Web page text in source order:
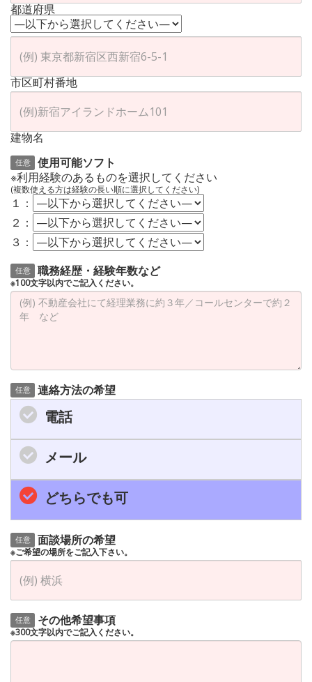
都道府県
市区町村番地
建物名
任意
使用可能ソフト
※利用経験のあるものを選択してください
(複数使える方は経験の長い順に選択してください)
１：
２：
３：
任意 職務経歴・経験年数など
※100文字以内でご記入ください。
任意 連絡方法の希望
電話
メール
どちらでも可
任意 面談場所の希望
※ご希望の場所をご記入下さい。
任意 その他希望事項
※300文字以内でご記入ください。